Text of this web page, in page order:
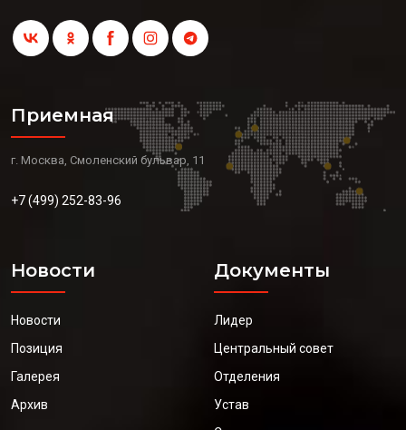
Приемная
г. Москва, Смоленский бульвар, 11
+7 (499) 252-83-96
Новости
Новости
Позиция
Галерея
Архив
Документы
Лидер
Центральный совет
Отделения
Устав